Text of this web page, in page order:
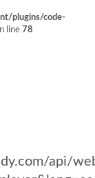
plugins/code-
line 78
api/